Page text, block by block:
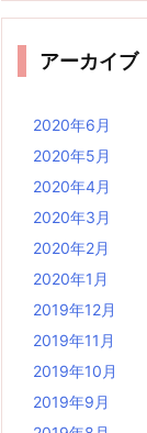
アーカイブ
2020年6月
2020年5月
2020年4月
2020年3月
2020年2月
2020年1月
2019年12月
2019年11月
2019年10月
2019年9月